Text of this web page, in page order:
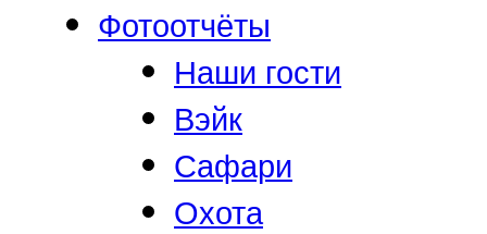
Фотоотчёты
Наши гости
Вэйк
Сафари
Охота